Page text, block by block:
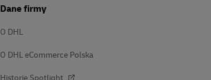
Dane firmy
O DHL
O DHL eCommerce Polska